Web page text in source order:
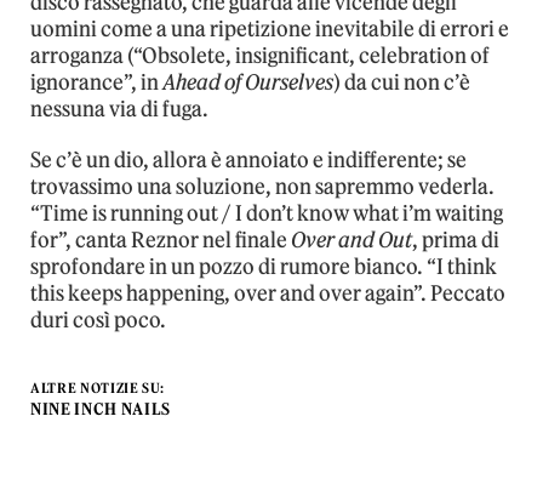
uomini come a una ripetizione inevitabile di errori e
arroganza (“Obsolete, insignificant, celebration of
ignorance”, inAhead of Ourselves) da cui non c’è
nessuna via di fuga.
Se c’è un dio, allora è annoiato e indifferente; se
trovassimo una soluzione, non sapremmo vederla.
“Time is running out / I don’t know what i’m waiting
for”, canta Reznor nel finale Over and Out, prima di
sprofondare in un pozzo di rumore bianco. “I think
this keeps happening, over and over again”. Peccato
duri così poco.
ALTRE NOTIZIE SU:
NINE INCH NAILS